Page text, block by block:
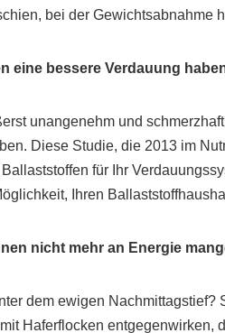
bei der Gewichtsabnahme
eine bessere Verdauung
unangenehm und
Diese Studie, die 2013 im
für Ihr
Ihren
nicht mehr an Energie
dem ewigen
Haferflocken entgegenwirken,